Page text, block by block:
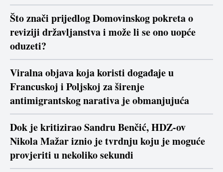
Što znači prijedlog Domovinskog pokreta o
reviziji državljanstva i može li se ono uopće
oduzeti?
Viralna objava koja koristi događaje u
Francuskoj i Poljskoj za širenje
antimigrantskog narativa je obmanjujuća
Dok je kritizirao Sandru Benčić, HDZ-ov
Nikola Mažar iznio je tvrdnju koju je moguće
provjeriti u nekoliko sekundi